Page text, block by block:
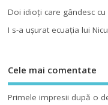
Doi idioţi care gândesc
I s-a uşurat ecuaţia lui
Cele mai comentate
Primele impresii după o